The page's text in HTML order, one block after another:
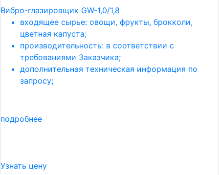
Вибро-глазировщик GW-1,0/1,8
входящее сырье: овощи, фрукты, брокколи,
цветная капуста;
производительность: в соответствии с
требованиями Заказчика;
дополнительная техническая информация по
запросу;
подробнее
Узнать цену